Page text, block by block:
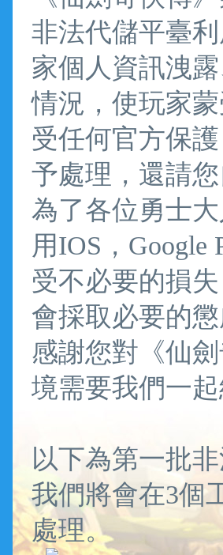
非法代儲平臺
家個人資訊洩
情況，使玩家
受任何官方保
予處理，還請
為了各位勇士
用IOS，
受不必要的損
會採取必要的懲
感謝您對《仙
境需要我們一
以下為第一批
我們將會在3個
處理。